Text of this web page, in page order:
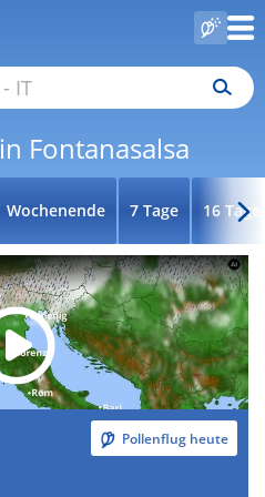
Fontanasalsa
Wochenende 7 Tage 16 Tage
Pollenflug heute